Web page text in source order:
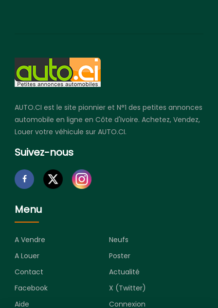
AUTO.CI est le site pionnier et N°1 des petites annonces
automobile en ligne en Côte d'Ivoire. Achetez, Vendez,
Louer votre véhicule sur AUTO.CI.
Suivez-nous
Menu
A Vendre
Neufs
A Louer
Poster
Contact
Actualité
Facebook
X (Twitter)
Aide
Connexion